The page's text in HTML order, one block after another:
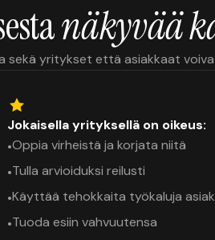
näkyvää
sekä yritykset että asiakkaat
Jokaisella yrityksellä on oikeus:
•Oppia virheistä ja korjata niitä
•Tulla arvioiduksi reilusti
•Käyttää tehokkaita työkaluja
•Tuoda esiin vahvuutensa